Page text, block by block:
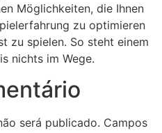
Möglichkeiten, die Ihnen
zu optimieren
zu spielen. So steht einem
nichts im Wege.
será publicado. Campos